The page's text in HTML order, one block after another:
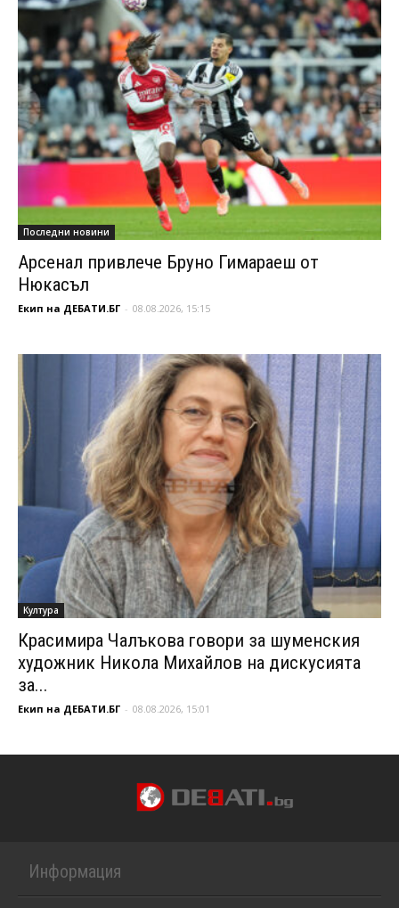
Последни новини
Арсенал привлече Бруно Гимараеш от
Нюкасъл
Екип на ДЕБАТИ.БГ - 08.08.2026, 15:15
Култура
Красимира Чалъкова говори за шуменския
художник Никола Михайлов на дискусията
за...
Екип на ДЕБАТИ.БГ - 08.08.2026, 15:01
Информация